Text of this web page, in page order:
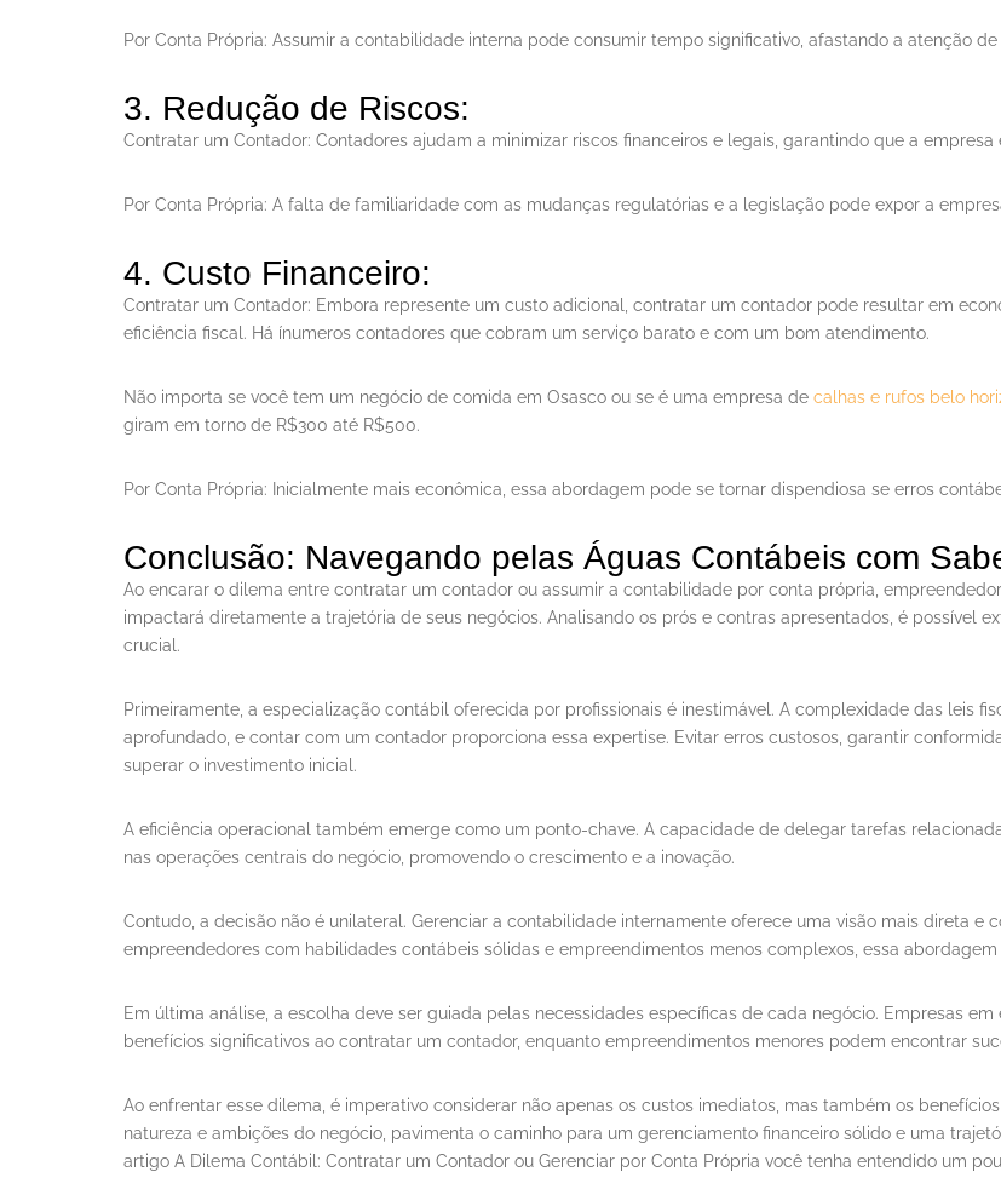
Por Conta Própria: Assumir a contabilidade interna pode consumir tempo significativo, afastando a atenção
3. Redução de Riscos:
Contratar um Contador: Contadores ajudam a minimizar riscos financeiros e legais, garantindo que a
Por Conta Própria: A falta de familiaridade com as mudanças regulatórias e a legislação pode expor a
4. Custo Financeiro:
Contratar um Contador: Embora represente um custo adicional, contratar um contador pode resultar em
eficiência fiscal. Há ínumeros contadores que cobram um serviço barato e com um bom atendimento.
Não importa se você tem um negócio de comida em Osasco ou se é uma empresa de calhas e rufos belo
giram em torno de R$300 até R$500.
Por Conta Própria: Inicialmente mais econômica, essa abordagem pode se tornar dispendiosa se erros
Conclusão: Navegando pelas Águas Contábeis com
Ao encarar o dilema entre contratar um contador ou assumir a contabilidade por conta própria,
impactará diretamente a trajetória de seus negócios. Analisando os prós e contras apresentados, é possível
crucial.
Primeiramente, a especialização contábil oferecida por profissionais é inestimável. A complexidade das leis
aprofundado, e contar com um contador proporciona essa expertise. Evitar erros custosos, garantir
superar o investimento inicial.
A eficiência operacional também emerge como um ponto-chave. A capacidade de delegar tarefas
nas operações centrais do negócio, promovendo o crescimento e a inovação.
Contudo, a decisão não é unilateral. Gerenciar a contabilidade internamente oferece uma visão mais direta e
empreendedores com habilidades contábeis sólidas e empreendimentos menos complexos, essa
Em última análise, a escolha deve ser guiada pelas necessidades específicas de cada negócio. Empresas
benefícios significativos ao contratar um contador, enquanto empreendimentos menores podem encontrar
Ao enfrentar esse dilema, é imperativo considerar não apenas os custos imediatos, mas também os
natureza e ambições do negócio, pavimenta o caminho para um gerenciamento financeiro sólido e uma
artigo A Dilema Contábil: Contratar um Contador ou Gerenciar por Conta Própria você tenha entendido um